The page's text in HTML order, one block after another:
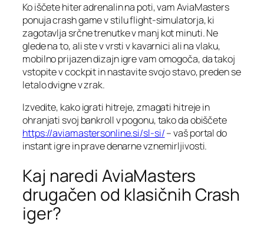
Ko iščete hiter adrenalin na poti, vam AviaMasters
ponuja crash game v stilu flight‑simulatorja, ki
zagotavlja srčne trenutke v manj kot minuti. Ne
glede na to, ali ste v vrsti v kavarnici ali na vlaku,
mobilno prijazen dizajn igre vam omogoča, da takoj
vstopite v cockpit in nastavite svojo stavo, preden se
letalo dvigne v zrak.
Izvedite, kako igrati hitreje, zmagati hitreje in
ohranjati svoj bankroll v pogonu, tako da obiščete
https://aviamastersonline.si/sl-si/– vaš portal do
instant igre in prave denarne vznemirljivosti.
Kaj naredi AviaMasters
drugačen od klasičnih Crash
iger?